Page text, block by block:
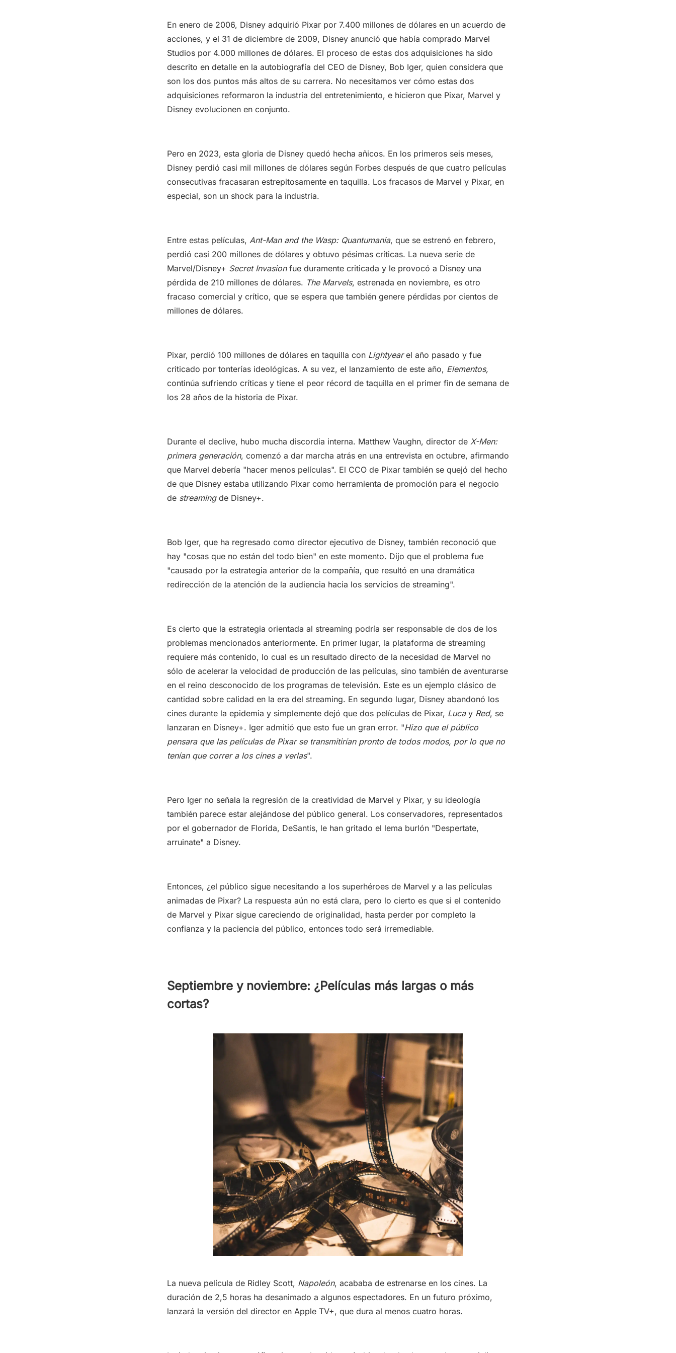
En enero de 2006, Disney adquirió Pixar por 7.400 millones de dólares en un acuerdo de
acciones, y el 31 de diciembre de 2009, Disney anunció que había comprado Marvel
Studios por 4.000 millones de dólares. El proceso de estas dos adquisiciones ha sido
descrito en detalle en la autobiografía del CEO de Disney, Bob Iger, quien considera que
son los dos puntos más altos de su carrera. No necesitamos ver cómo estas dos
adquisiciones reformaron la industria del entretenimiento, e hicieron que Pixar, Marvel y
Disney evolucionen en conjunto.
Pero en 2023, esta gloria de Disney quedó hecha añicos. En los primeros seis meses,
Disney perdió casi mil millones de dólares según Forbes después de que cuatro películas
consecutivas fracasaran estrepitosamente en taquilla. Los fracasos de Marvel y Pixar, en
especial, son un shock para la industria.
Entre estas películas, Ant-Man and the Wasp: Quantumania, que se estrenó en febrero,
perdió casi 200 millones de dólares y obtuvo pésimas críticas. La nueva serie de
Marvel/Disney+ Secret Invasionfue duramente criticada y le provocó a Disney una
pérdida de 210 millones de dólares. The Marvels, estrenada en noviembre, es otro
fracaso comercial y crítico, que se espera que también genere pérdidas por cientos de
millones de dólares.
Pixar, perdió 100 millones de dólares en taquilla con Lightyearel año pasado y fue
criticado por tonterías ideológicas. A su vez, el lanzamiento de este año, Elementos,
continúa sufriendo críticas y tiene el peor récord de taquilla en el primer fin de semana de
los 28 años de la historia de Pixar.
Durante el declive, hubo mucha discordia interna. Matthew Vaughn, director de X-Men:
primera generación, comenzó a dar marcha atrás en una entrevista en octubre, afirmando
que Marvel debería "hacer menos películas". El CCO de Pixar también se quejó del hecho
de que Disney estaba utilizando Pixar como herramienta de promoción para el negocio
de streamingde Disney+.
Bob Iger, que ha regresado como director ejecutivo de Disney, también reconoció que
hay "cosas que no están del todo bien" en este momento. Dijo que el problema fue
"causado por la estrategia anterior de la compañía, que resultó en una dramática
redirección de la atención de la audiencia hacia los servicios de streaming".
Es cierto que la estrategia orientada al streaming podría ser responsable de dos de los
problemas mencionados anteriormente. En primer lugar, la plataforma de streaming
requiere más contenido, lo cual es un resultado directo de la necesidad de Marvel no
sólo de acelerar la velocidad de producción de las películas, sino también de aventurarse
en el reino desconocido de los programas de televisión. Este es un ejemplo clásico de
cantidad sobre calidad en la era del streaming. En segundo lugar, Disney abandonó los
cines durante la epidemia y simplemente dejó que dos películas de Pixar, Lucay Red, se
lanzaran en Disney+. Iger admitió que esto fue un gran error. "Hizo que el público
pensara que las películas de Pixar se transmitirían pronto de todos modos, por lo que no
tenían que correr a los cines a verlas".
Pero Iger no señala la regresión de la creatividad de Marvel y Pixar, y su ideología
también parece estar alejándose del público general. Los conservadores, representados
por el gobernador de Florida, DeSantis, le han gritado el lema burlón "Despertate,
arruinate" a Disney.
Entonces, ¿el público sigue necesitando a los superhéroes de Marvel y a las películas
animadas de Pixar? La respuesta aún no está clara, pero lo cierto es que si el contenido
de Marvel y Pixar sigue careciendo de originalidad, hasta perder por completo la
confianza y la paciencia del público, entonces todo será irremediable.
Septiembre y noviembre: ¿Películas más largas o más
cortas?
La nueva película de Ridley Scott, Napoleón, acababa de estrenarse en los cines. La
duración de 2,5 horas ha desanimado a algunos espectadores. En un futuro próximo,
lanzará la versión del director en Apple TV+, que dura al menos cuatro horas.